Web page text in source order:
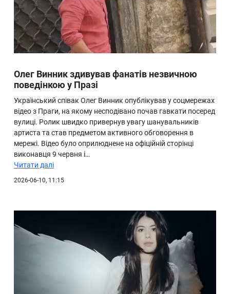
Олег Винник здивував фанатів незвичною
поведінкою у Празі
Український співак Олег Винник опублікував у соцмережах
відео з Праги, на якому несподівано почав гавкати посеред
вулиці. Ролик швидко привернув увагу шанувальників
артиста та став предметом активного обговорення в
мережі. Відео було оприлюднене на офіційній сторінці
виконавця 9 червня і…
Читати далі
2026-06-10, 11:15